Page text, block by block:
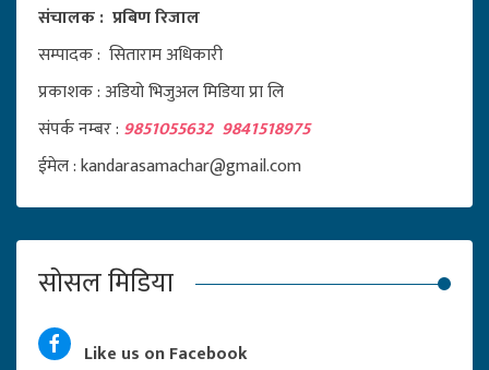
संचालक : प्रबिण रिजाल
सम्पादक : सिताराम अधिकारी
प्रकाशक : अडियो भिजुअल मिडिया प्रा लि
संपर्क नम्बर : 9851055632 9841518975
ईमेल : kandarasamachar@gmail.com
सोसल मिडिया
Like us on Facebook